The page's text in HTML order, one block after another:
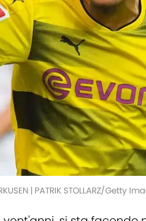
| PATRIK STOLLARZ/Getty